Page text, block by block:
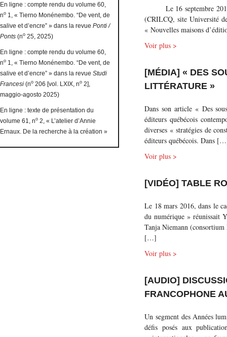
Le 16 septembre 2016 a
(CRILCQ, site Université
« Nouvelles maisons
Voir plus >
[MÉDIA] « DES
LITTÉRATURE »
Dans son article « Des
éditeurs québécois
diverses « stratégies de
éditeurs québécois. Dans
Voir plus >
[VIDÉO] TABLE
Le 18 mars 2016, dans le
du numérique » réunissait
Tanja Niemann
[…]
Voir plus >
[AUDIO]
FRANCOPHONE
Un segment des Années
défis posés aux
En ligne : compte rendu du volume 60,
no 1, « Tierno Monénembo. “De vent, de
salive et d’encre” » dans la revue Ponti /
Ponts (no 25, 2025)
En ligne : compte rendu du volume 60,
no 1, « Tierno Monénembo. “De vent, de
salive et d’encre” » dans la revue Studi
Francesi (no 206 [vol. LXIX, no 2],
maggio-agosto 2025)
En ligne : texte de présentation du
volume 61, no 2, « L’atelier d’Annie
Ernaux. De la recherche à la création »